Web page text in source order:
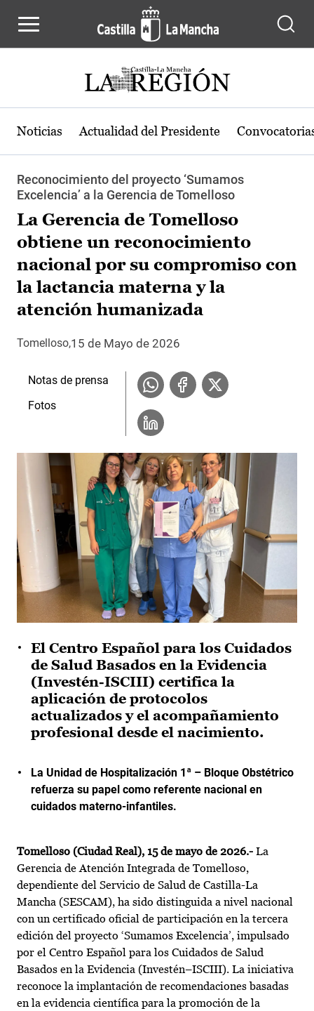
Noticias Actualidad del Presidente
Reconocimiento del proyecto ‘Sumamos
Excelencia’ a la Gerencia de Tomelloso
La Gerencia de Tomelloso
obtiene un reconocimiento
nacional por su compromiso con
la lactancia materna y la
atención humanizada
Tomelloso 15 de Mayo de 2026
El Centro Español para los Cuidados
de Salud Basados en la Evidencia
(Investén-ISCIII) certifica la
aplicación de protocolos
actualizados y el acompañamiento
profesional desde el nacimiento.
La Unidad de Hospitalización 1ª – Bloque Obstétrico
refuerza su papel como referente nacional en
cuidados materno-infantiles.
Tomelloso (Ciudad Real), 15 de mayo de 2026.- La
Gerencia de Atención Integrada de Tomelloso,
dependiente del Servicio de Salud de Castilla-La
Mancha (SESCAM), ha sido distinguida a nivel nacional
con un certificado oficial de participación en la tercera
edición del proyecto ‘Sumamos Excelencia’, impulsado
por el Centro Español para los Cuidados de Salud
Basados en la Evidencia (Investén–ISCIII). La iniciativa
reconoce la implantación de recomendaciones basadas
en la evidencia científica para la promoción de la
Notas de prensa
Fotos